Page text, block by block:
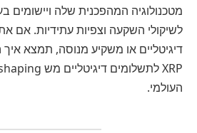
מטכנולוגיה המהפכנית שלה ויישומים
לשיקולי השקעה וצפיות עתידיות. אם
דיגיטליים או משקיע מנוסה, תמצא
העולמי.